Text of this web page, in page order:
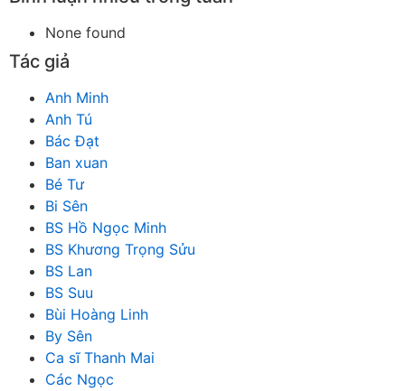
None found
Tác giả
Anh Minh
Anh Tú
Bác Đạt
Ban xuan
Bé Tư
Bi Sên
BS Hồ Ngọc Minh
BS Khương Trọng Sửu
BS Lan
BS Suu
Bùi Hoàng Linh
By Sên
Ca sĩ Thanh Mai
Các Ngọc